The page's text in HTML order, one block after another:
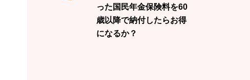
った国民年金保険料を60
歳以降で納付したらお得
になるか？